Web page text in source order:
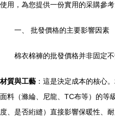
使用，為您提供一份實用的采購參考
一、 批發價格的主要影響因素
棉衣棉褲的批發價格并非固定
材質與工藝 ：這是決定成本的核心
面料（滌綸、尼龍、TC布等）的等
度、是否絎縫）直接影響保暖性、